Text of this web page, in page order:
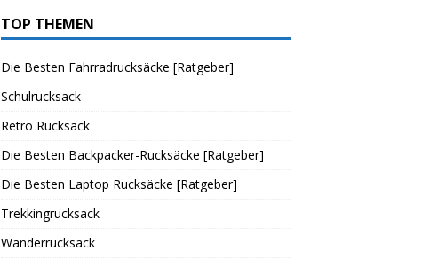
TOP THEMEN
Die Besten Fahrradrucksäcke [Ratgeber]
Schulrucksack
Retro Rucksack
Die Besten Backpacker-Rucksäcke [Ratgeber]
Die Besten Laptop Rucksäcke [Ratgeber]
Trekkingrucksack
Wanderrucksack